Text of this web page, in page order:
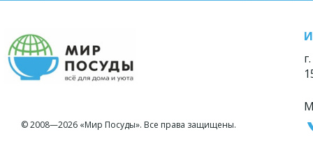
© 2008—2026 «Мир Посуды». Все права защищены.